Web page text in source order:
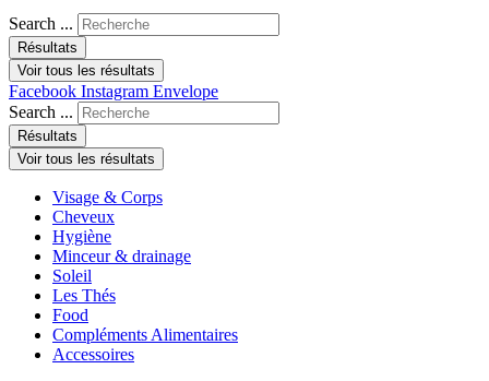
Search ...
Résultats
Voir tous les résultats
Facebook Instagram Envelope
Search ...
Résultats
Voir tous les résultats
Visage & Corps
Cheveux
Hygiène
Minceur & drainage
Soleil
Les Thés
Food
Compléments Alimentaires
Accessoires